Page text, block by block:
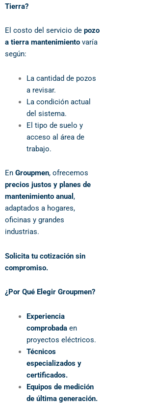
Tierra?
El costo del servicio de pozo
a tierra mantenimiento varía
según:
La cantidad de pozos
a revisar.
La condición actual
del sistema.
El tipo de suelo y
acceso al área de
trabajo.
En Groupmen, ofrecemos
precios justos y planes de
mantenimiento anual ,
adaptados a hogares,
oficinas y grandes
industrias.
Solicita tu cotización sin
compromiso.
¿Por Qué Elegir Groupmen?
Experiencia
comprobadaen
proyectos eléctricos.
Técnicos
especializados y
certificados.
Equipos de medición
de última generación.